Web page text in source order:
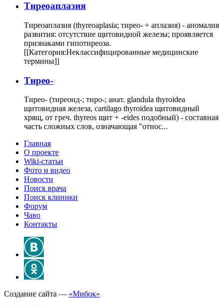
Тиреоаплазия
Тиреоаплазия (thyreoaplasia; тирео- + аплазия) - аномалия
развития: отсутствие щитовидной железы; проявляется
признаками гипотиреоза.
[[Категория:Неклассифицированные медицинские
термины]]
Тирео-
Тирео- (тиреоид-; тиро-; анат. glandula thyroidea
щитовидная железа, cartilago thyroidea щитовидный
хрящ, от греч. thyreos щит + -eides подобный) - составная
часть сложных слов, означающая "относ...
Главная
О проекте
Wiki-статьи
Фото и видео
Новости
Поиск врача
Поиск клиники
Форум
Чаво
Контакты
Создание сайта — «Мибок»